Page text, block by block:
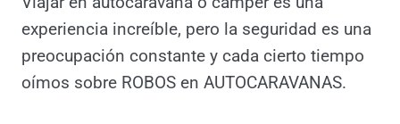
experiencia increíble, pero la seguridad es
una preocupación constante y cada cierto
tiempo oímos sobre ROBOS en